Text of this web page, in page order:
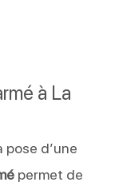
à La
d’une
permet de